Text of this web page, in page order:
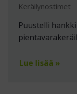
Keräilynostimet
Puustelli
Lue lisää »